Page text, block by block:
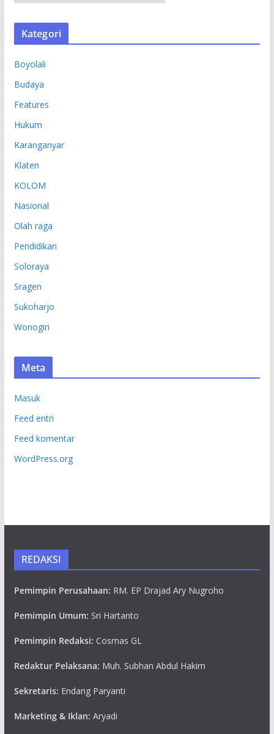
R
S
Kategori
Boyolali
Budaya
Features
Hukum
Karanganyar
Klaten
KOLOM
Nasional
Olah raga
Pendidikan
Soloraya
Sragen
Sukoharjo
Wonogiri
Meta
Masuk
Feed entri
Feed komentar
WordPress.org
REDAKSI
Pemimpin Perusahaan: RM. EP Drajad Ary Nugroho
Pemimpin Umum: Sri Hartanto
Pemimpin Redaksi: Cosmas GL
Redaktur Pelaksana: Muh. Subhan Abdul Hakim
Sekretaris: Endang Paryanti
Marketing & Iklan: Aryadi